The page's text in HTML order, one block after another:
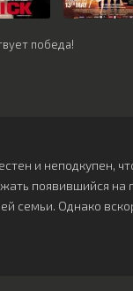
победа!
и неподкупен,
появившийся на
семьи. Однако